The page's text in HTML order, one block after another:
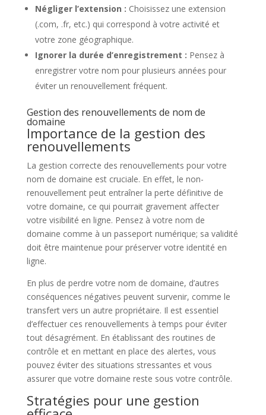
Négliger l’extension : Choisissez une extension
(.com, .fr, etc.) qui correspond à votre activité et
votre zone géographique.
Ignorer la durée d’enregistrement : Pensez à
enregistrer votre nom pour plusieurs années pour
éviter un renouvellement fréquent.
Gestion des renouvellements de nom de
domaine
Importance de la gestion des
renouvellements
La gestion correcte des renouvellements pour votre
nom de domaine est cruciale. En effet, le non-
renouvellement peut entraîner la perte définitive de
votre domaine, ce qui pourrait gravement affecter
votre visibilité en ligne. Pensez à votre nom de
domaine comme à un passeport numérique; sa validité
doit être maintenue pour préserver votre identité en
ligne.
En plus de perdre votre nom de domaine, d’autres
conséquences négatives peuvent survenir, comme le
transfert vers un autre propriétaire. Il est essentiel
d’effectuer ces renouvellements à temps pour éviter
tout désagrément. En établissant des routines de
contrôle et en mettant en place des alertes, vous
pouvez éviter des situations stressantes et vous
assurer que votre domaine reste sous votre contrôle.
Stratégies pour une gestion